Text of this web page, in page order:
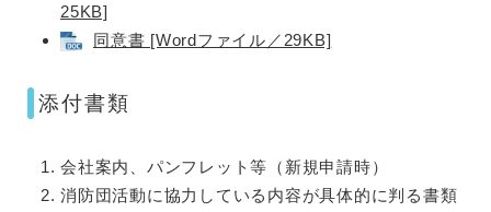
25KB]
同意書 [Wordファイル／29KB]
添付書類
会社案内、パンフレット等（新規申請時）
消防団活動に協力している内容が具体的に判る書類